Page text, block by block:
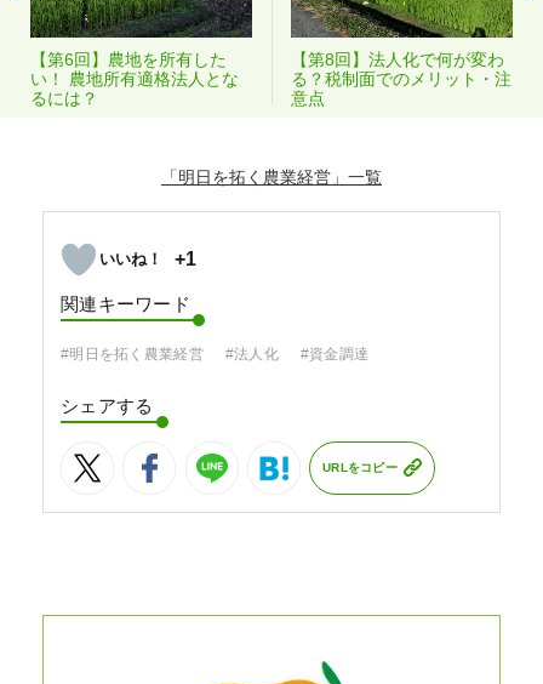
【第6回】農地を所有した
い！ 農地所有適格法人とな
るには？
【第8回】法人化で何が変わ
る？税制面でのメリット・注
意点
「明日を拓く農業経営」
+1
関連キーワード
#明日を拓く農業経営 #法人化 #資金調達
シェアする
URLをコピー